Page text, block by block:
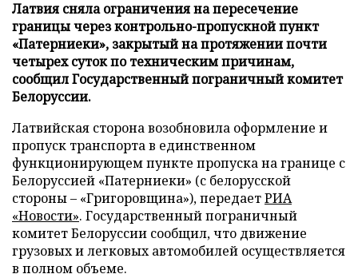
Латвия сняла ограничения на пересечение
границы через контрольно-пропускной пункт
«Патерниеки», закрытый на протяжении почти
четырех суток по техническим причинам,
сообщил Государственный пограничный комитет
Белоруссии.
Латвийская сторона возобновила оформление и
пропуск транспорта в единственном
функционирующем пункте пропуска на границе с
Белоруссией «Патерниеки» (с белорусской
стороны – «Григоровщина»), передаетРИА
«Новости». Государственный пограничный
комитет Белоруссии сообщил, что движение
грузовых и легковых автомобилей осуществляется
в полном объеме.